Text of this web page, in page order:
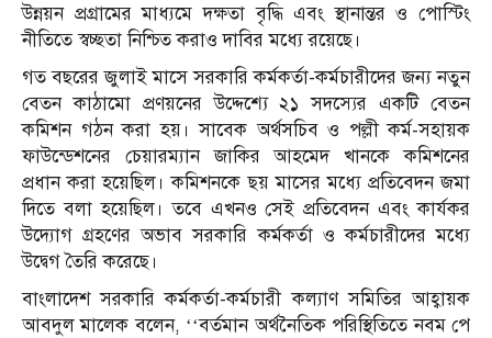
উন্নয়ন প্রগ্রামের মাধ্যমে দক্ষতা বৃদ্ধি এবং স্থানান্তর ও পোস্টিং
নীতিতে স্বচ্ছতা নিশ্চিত করাও দাবির মধ্যে রয়েছে।
গত বছরের জুলাই মাসে সরকারি কর্মকর্তা-কর্মচারীদের জন্য নতুন
বেতন কাঠামো প্রণয়নের উদ্দেশ্যে ২১ সদস্যের একটি বেতন
কমিশন গঠন করা হয়। সাবেক অর্থসচিব ও পল্লী কর্ম-সহায়ক
ফাউন্ডেশনের চেয়ারম্যান জাকির আহমেদ খানকে কমিশনের
প্রধান করা হয়েছিল। কমিশনকে ছয় মাসের মধ্যে প্রতিবেদন জমা
দিতে বলা হয়েছিল। তবে এখনও সেই প্রতিবেদন এবং কার্যকর
উদ্যোগ গ্রহণের অভাব সরকারি কর্মকর্তা ও কর্মচারীদের মধ্যে
উদ্বেগ তৈরি করেছে।
বাংলাদেশ সরকারি কর্মকর্তা-কর্মচারী কল্যাণ সমিতির আহ্বায়ক
আবদুল মালেক বলেন, ‘‘বর্তমান অর্থনৈতিক পরিস্থিতিতে নবম পে